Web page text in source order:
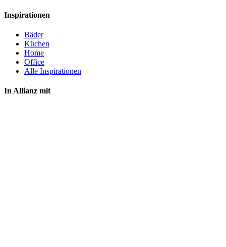
Inspirationen
Bäder
Küchen
Home
Office
Alle Inspirationen
In Allianz mit